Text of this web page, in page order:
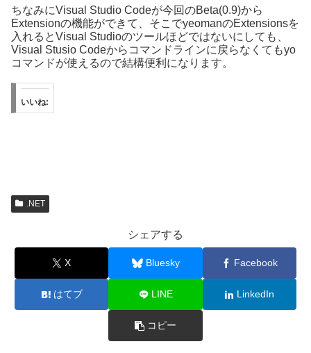
ちなみにVisual Studio Codeが今回のBeta(0.9)から
Extensionの機能ができて、そこでyeomanのExtensionsを
入れるとVisual Studioのツールほどではないにしても、
Visual Stusio Codeからコマンドラインに戻らなくてもyo
コマンドが使えるので結構便利になります。
いいね:
.NET
シェアする
X Bluesky Facebook
はてブ LINE LinkedIn
コピー